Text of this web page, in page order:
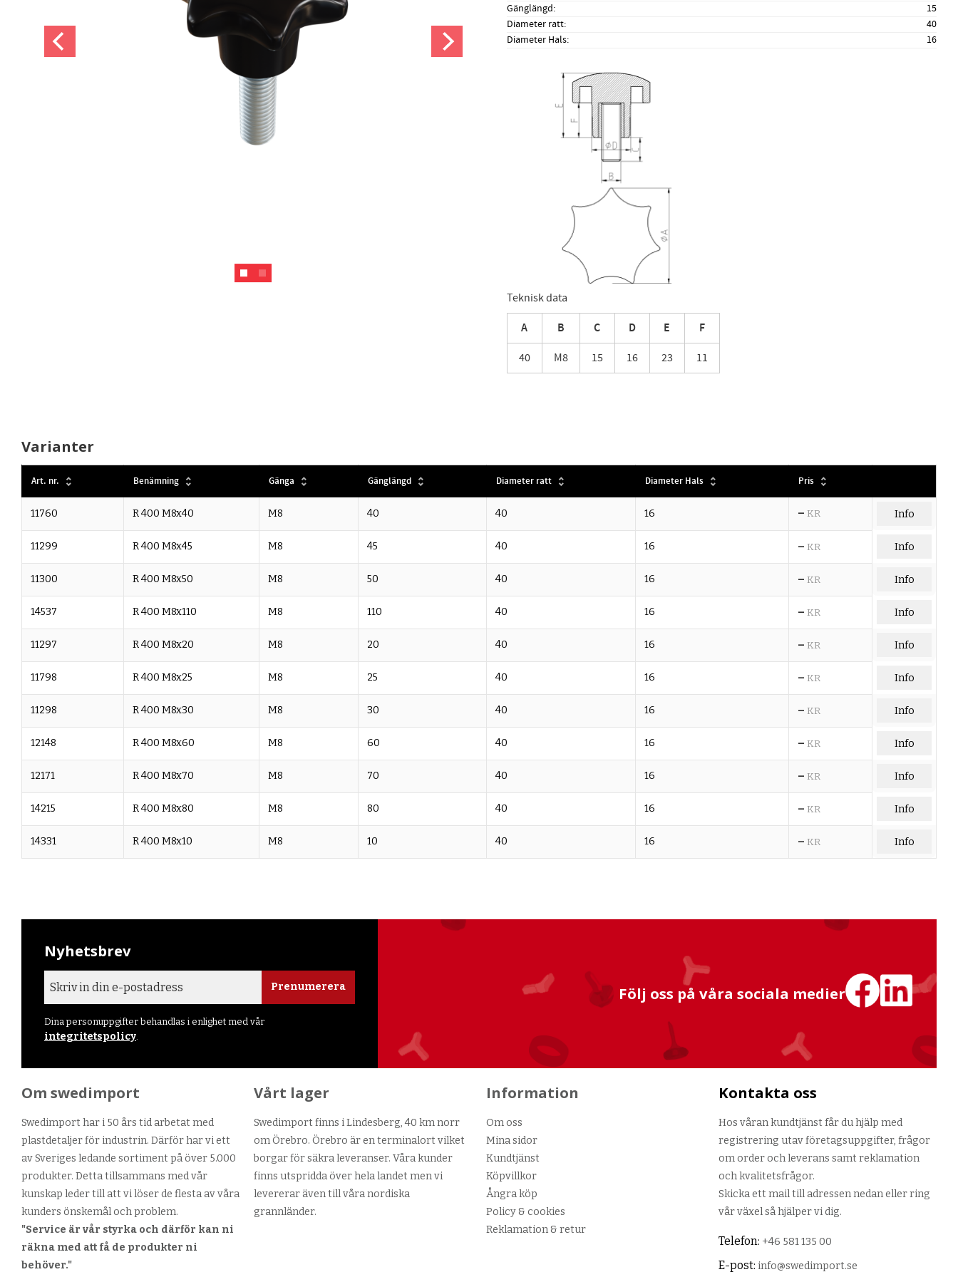
Gänglängd
15
Diameter ratt
40
Diameter Hals
16
Teknisk data
A B C D E F
40 M8 15 16 23 11
Varianter
Art. nr. Benämning Gänga Gänglängd Diameter ratt Diameter Hals Pris
11760 R 400 M8x40 M8 40 40 16 – KR Info
11299 R 400 M8x45 M8 45 40 16 – KR Info
11300 R 400 M8x50 M8 50 40 16 – KR Info
14537 R 400 M8x110 M8 110 40 16 – KR Info
11297 R 400 M8x20 M8 20 40 16 – KR Info
11798 R 400 M8x25 M8 25 40 16 – KR Info
11298 R 400 M8x30 M8 30 40 16 – KR Info
12148 R 400 M8x60 M8 60 40 16 – KR Info
12171 R 400 M8x70 M8 70 40 16 – KR Info
14215 R 400 M8x80 M8 80 40 16 – KR Info
14331 R 400 M8x10 M8 10 40 16 – KR Info
Nyhetsbrev
Prenumerera
Dina personuppgifter behandlas i enlighet med vår
integritetspolicy
Följ oss på våra sociala medier
Om swedimport
Swedimport har i 50 års tid arbetat med
plastdetaljer för industrin. Därför har vi ett
av Sveriges ledande sortiment på över 5.000
produkter. Detta tillsammans med vår
kunskap leder till att vi löser de flesta av våra
kunders önskemål och problem.
"Service är vår styrka och därför kan ni
räkna med att få de produkter ni
behöver."
Vårt lager
Swedimport finns i Lindesberg, 40 km norr
om Örebro. Örebro är en terminalort vilket
borgar för säkra leveranser. Våra kunder
finns utspridda över hela landet men vi
levererar även till våra nordiska
grannländer.
Information
Om oss
Mina sidor
Kundtjänst
Köpvillkor
Ångra köp
Policy & cookies
Reklamation & retur
Kontakta oss
Hos våran kundtjänst får du hjälp med
registrering utav företagsuppgifter, frågor
om order och leverans samt reklamation
och kvalitetsfrågor.
Skicka ett mail till adressen nedan eller ring
vår växel så hjälper vi dig.
Telefon: +46 581 135 00
E-post: info@swedimport.se